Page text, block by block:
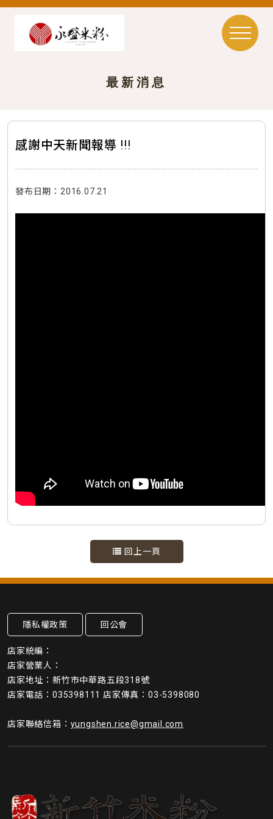
最新消息
感謝中天新聞報導 !!!
發布日期：2016.07.21
回上一頁
隱私權政策 回公會
店家統編：
店家營業人：
店家地址：新竹市中華路五段318號
店家電話：035398111 店家傳真：03-5398080
店家聯絡信箱： yungshen.rice@gmail.com